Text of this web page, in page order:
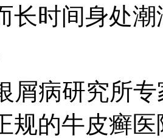
长时间身处
病研究所专
规的牛皮癣